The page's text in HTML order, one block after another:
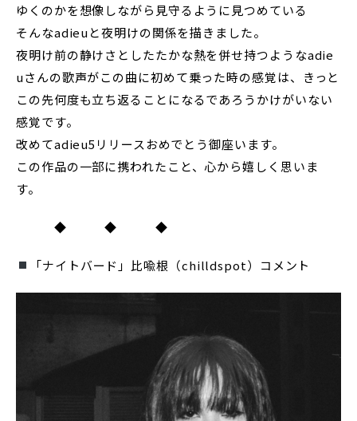
ゆくのかを想像しながら見守るように見つめている
そんなadieuと夜明けの関係を描きました。
夜明け前の静けさとしたたかな熱を併せ持つようなadie
uさんの歌声がこの曲に初めて乗った時の感覚は、きっと
この先何度も立ち返ることになるであろうかけがいない
感覚です。
改めてadieu5リリースおめでとう御座います。
この作品の一部に携われたこと、心から嬉しく思いま
す。
◆ ◆ ◆
「ナイトバード」比喩根（chilldspot）コメント